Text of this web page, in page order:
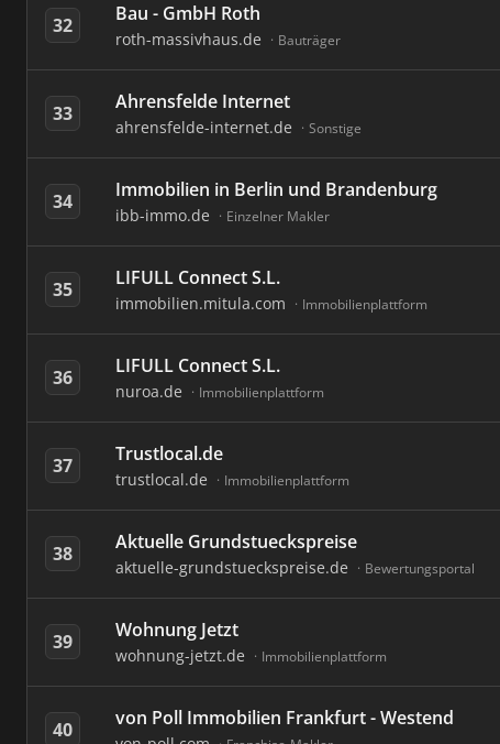
32 Bau - GmbH Roth
roth-massivhaus.de Bauträger
33 Ahrensfelde Internet
ahrensfelde-internet.de Sonstige
34 Immobilien in Berlin und Brandenburg
ibb-immo.de Einzelner Makler
35 LIFULL Connect S.L.
immobilien.mitula.com Immobilienplattform
36 LIFULL Connect S.L.
nuroa.de Immobilienplattform
37 Trustlocal.de
trustlocal.de Immobilienplattform
38 Aktuelle Grundstueckspreise
aktuelle-grundstueckspreise.de Bewertungsportal
39 Wohnung Jetzt
wohnung-jetzt.de Immobilienplattform
40 von Poll Immobilien Frankfurt - Westend